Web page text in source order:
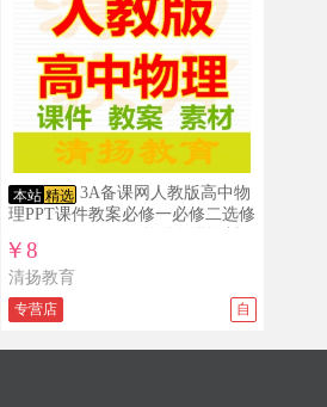
本站 精选 3A备课网人教版高中物
理PPT课件教案必修一必修二选修
打包下载
￥8
清扬教育
专营店 自